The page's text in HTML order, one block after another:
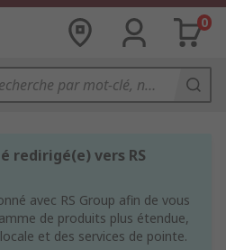
0
redirigé(e) vers RS
avec RS Group afin de vous
de produits plus étendue,
et des services de pointe.